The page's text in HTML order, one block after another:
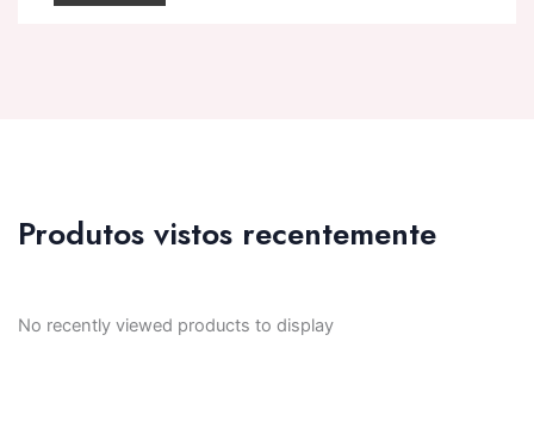
Produtos vistos recentemente
No recently viewed products to display